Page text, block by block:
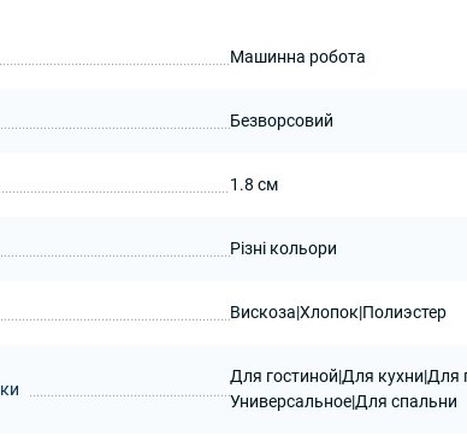
Машинна робота
Безворсовий
1.8 см
Різні кольори
Вискоза|Хлопок|Полиэстер
Для гостиной|Для
Универсальное|Для спальни